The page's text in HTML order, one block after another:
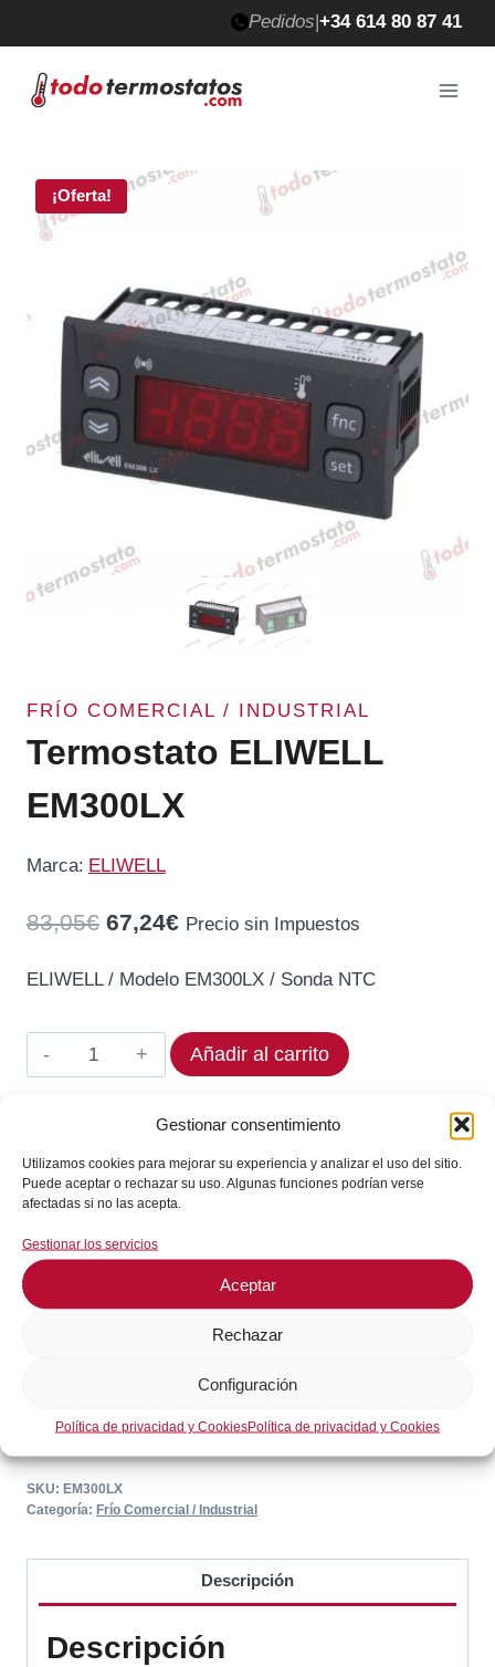
Gestionar consentimiento
Utilizamos cookies para mejorar su experiencia y analizar el uso del sitio.
Puede aceptar o rechazar su uso. Algunas funciones podrían verse
afectadas si no las acepta.
Gestionar los servicios
Aceptar
Rechazar
Configuración
Política de privacidad y CookiesPolítica de privacidad y Cookies
al
contenido
Pedidos|+34 614 80 87 41
¡Oferta!
FRÍO COMERCIAL / INDUSTRIAL
Termostato ELIWELL
EM300LX
Marca: ELIWELL
83,05€ El
era:
83,05€.
67,24€El
es:
67,24€.
Precio sin Impuestos
ELIWELL / Modelo EM300LX / Sonda NTC
Termostato
ELIWELL
Añadir al carrito
¡Envíos en 24 / 72 horas!
Consultar en WhatsApp
SKU: EM300LX
Categoría: Frío Comercial / Industrial
Descripción
Descripción